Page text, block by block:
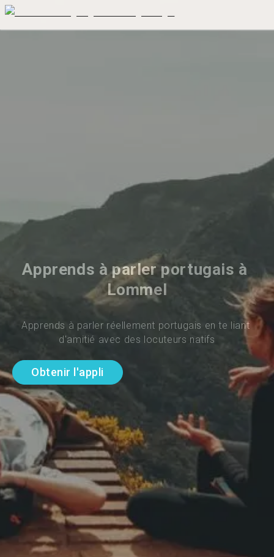
Apprends à parler portugais à
Lommel
Apprends à parler réellement portugais en te liant
d'amitié avec des locuteurs natifs
Obtenir l'appli